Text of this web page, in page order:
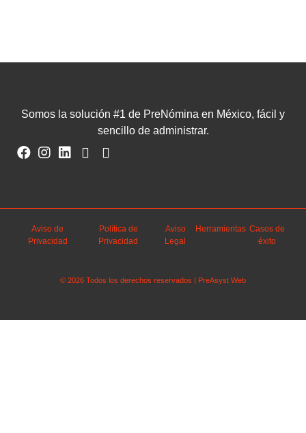
Somos la solución #1 de PreNómina en México, fácil y
sencillo de administrar.
Aviso de
Privacidad
Política de
Privacidad
Aviso
Legal
Herramientas Casos de
éxito
© 2026 Todos los derechos reservados | PreAsyst Web